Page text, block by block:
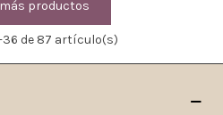
productos
36 de 87 artículo(s)